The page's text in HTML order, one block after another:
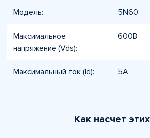
Модель: 5N60
Максимальное
напряжение (Vds):
600В
Максимальный ток (Id): 5А
Как насчет этих